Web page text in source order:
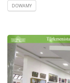
DOWAMY